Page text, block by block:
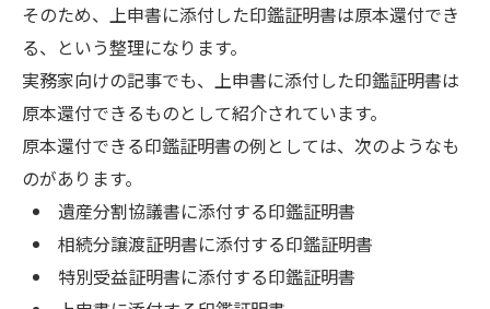
そのため、上申書に添付した印鑑証明書は原本還付でき
る、という整理になります。
実務家向けの記事でも、上申書に添付した印鑑証明書は
原本還付できるものとして紹介されています。
原本還付できる印鑑証明書の例としては、次のようなも
のがあります。
遺産分割協議書に添付する印鑑証明書
相続分譲渡証明書に添付する印鑑証明書
特別受益証明書に添付する印鑑証明書